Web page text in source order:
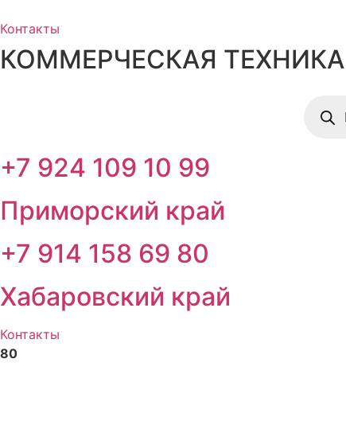
к
содержимому
Контакты
КОММЕРЧЕСКАЯ
+7 924 109 10 99
Приморский край
+7 914 158 69 80
Хабаровский край
Контакты
80